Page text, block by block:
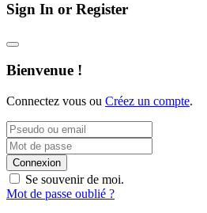
Sign In or Register
Bienvenue !
Connectez vous ou Créez un compte.
Connexion
Se souvenir de moi.
Mot de passe oublié ?